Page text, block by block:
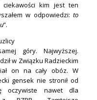
kim jest ten
w odpowiedzi: to
”.
góry. Najwyższej.
w Związku Radzieckim
on na cały obóz. W
gensek nie stronił od
oczywiste nawet dla